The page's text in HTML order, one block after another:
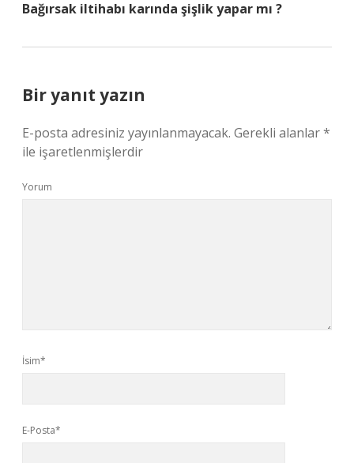
Bağırsak iltihabı karında şişlik yapar mı ?
Bir yanıt yazın
E-posta adresiniz yayınlanmayacak. Gerekli alanlar*
ile işaretlenmişlerdir
Yorum
İsim*
E-Posta*